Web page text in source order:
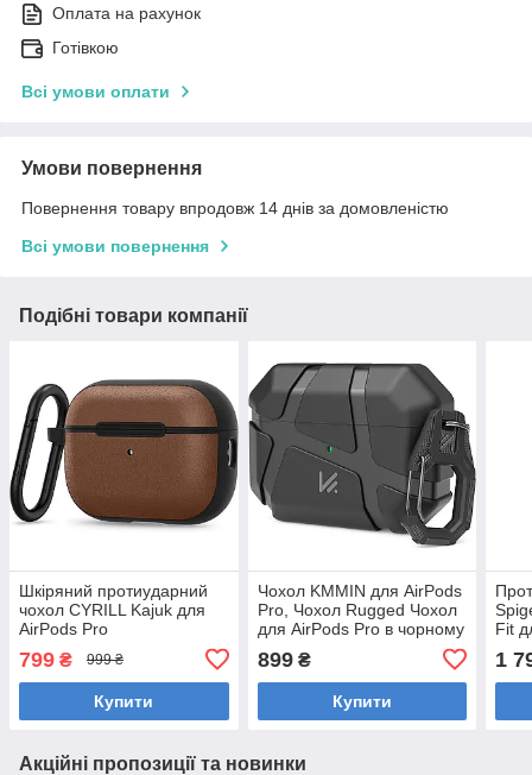
Оплата на рахунок
Готівкою
Всі умови оплати
Умови повернення
Повернення товару впродовж 14 днів за домовленістю
Всі умови повернення
Подібні товари компанії
Шкіряний протиударний
чохол CYRILL Kajuk для
AirPods Pro
коричневому кольорі
799 ₴ 999 ₴
Купити
Чохол KMMIN для AirPods
Pro, Чохол Rugged Чохол
для AirPods Pro в чорному
899₴
Купити
Fit
1
Акційні пропозиції та новинки